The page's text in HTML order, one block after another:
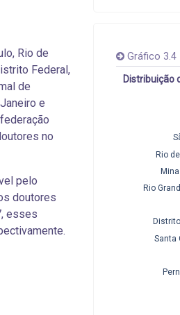
Rio de
Federal,
de
e
no
pelo
doutores
esses
Gráfico 3.4
Distribuição
Santa
Rio
Rio